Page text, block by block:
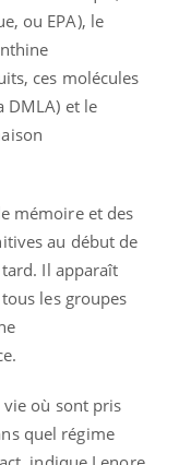
ou EPA), le
ces molécules
DMLA) et le
mémoire et des
au début de
Il apparaît
les groupes
vie où sont pris
quel régime